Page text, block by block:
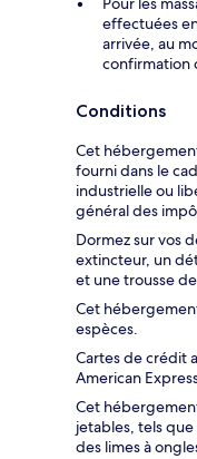
effectuées
arrivée, au
confirmation
Conditions
Cet
fourni dans le
industrielle ou
général des
Dormez sur vos
extincteur, un
et une trousse
Cet
espèces.
Cartes de crédit
American
Cet
jetables, tels
des limes à